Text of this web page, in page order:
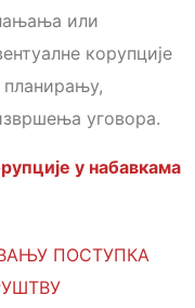
или
корупције
планирању,
уговора.
у набавкама
ПОСТУПКА